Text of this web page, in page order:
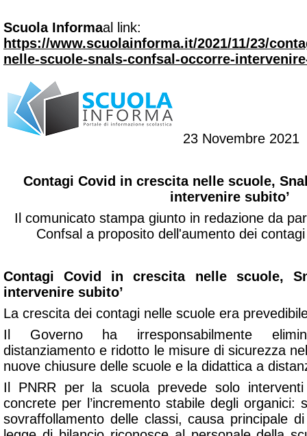
Scuola Informaal link:
https://www.scuolainforma.it/2021/11/23/
nelle-scuole-snals-confsal-occorre-
23 Novembre 2021
Contagi Covid in crescita nelle scuole,
intervenire subito’
Il comunicato stampa giunto in redazione da
Confsal a proposito dell'aumento dei
Contagi Covid in crescita nelle scuole,
intervenire subito’
La crescita dei contagi nelle scuole era
Il Governo ha irresponsabilmente
distanziamento e ridotto le misure di sicurezza
nuove chiusure delle scuole e la didattica a
Il PNRR per la scuola prevede solo
concrete per l’incremento stabile degli organici:
sovraffollamento delle classi, causa principale